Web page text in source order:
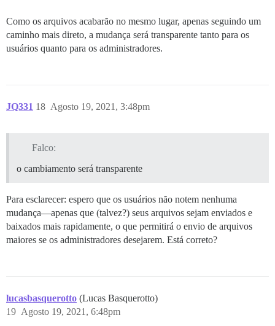
Como os arquivos acabarão no mesmo lugar, apenas seguindo um
caminho mais direto, a mudança será transparente tanto para os
usuários quanto para os administradores.
JQ331 Agosto 19, 2021, 3:48pm
18
Falco:
o cambiamento será transparente
Para esclarecer: espero que os usuários não notem nenhuma
mudança—apenas que (talvez?) seus arquivos sejam enviados e
baixados mais rapidamente, o que permitirá o envio de arquivos
maiores se os administradores desejarem. Está correto?
lucasbasquerotto (Lucas Basquerotto)
Agosto 19, 2021, 6:48pm
19